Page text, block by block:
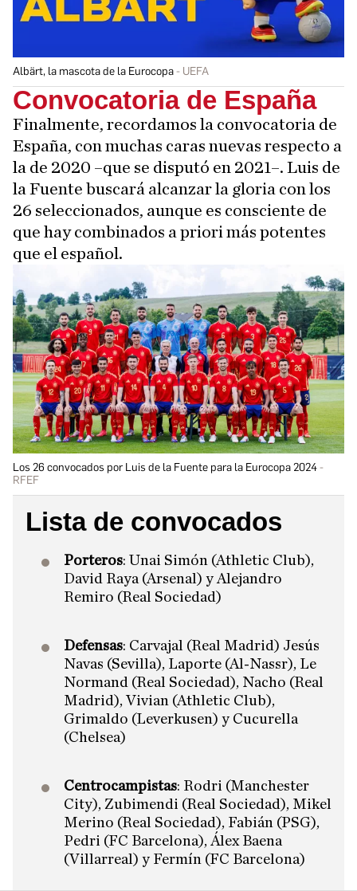
Albärt, la mascota de la Eurocopa UEFA
Convocatoria de España
Finalmente, recordamos la convocatoria de
España, con muchas caras nuevas respecto a
la de 2020 –que se disputó en 2021–. Luis de
la Fuente buscará alcanzar la gloria con los
26 seleccionados, aunque es consciente de
que hay combinados a priori más potentes
que el español.
Los 26 convocados por Luis de la Fuente para la Eurocopa 2024
RFEF
Lista de convocados
Porteros: Unai Simón (Athletic Club),
David Raya (Arsenal) y Alejandro
Remiro (Real Sociedad)
Defensas: Carvajal (Real Madrid) Jesús
Navas (Sevilla), Laporte (Al-Nassr), Le
Normand (Real Sociedad), Nacho (Real
Madrid), Vivian (Athletic Club),
Grimaldo (Leverkusen) y Cucurella
(Chelsea)
Centrocampistas: Rodri (Manchester
City), Zubimendi (Real Sociedad), Mikel
Merino (Real Sociedad), Fabián (PSG),
Pedri (FC Barcelona), Álex Baena
(Villarreal) y Fermín (FC Barcelona)